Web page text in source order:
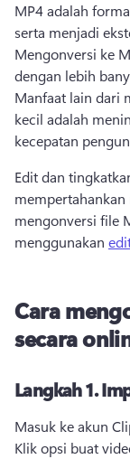
MP4 adalah
Mengonversi ke
Manfaat lain dari
kecil adalah
kecepatan
Edit dan
mengonversi file
menggunakan
Cara
secara
Langkah 1.
Masuk ke akun
Klik opsi buat